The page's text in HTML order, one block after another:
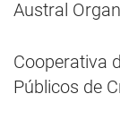
Austral
Cooperativa
Públicos de